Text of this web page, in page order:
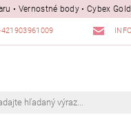
• Vernostné body • Cybex